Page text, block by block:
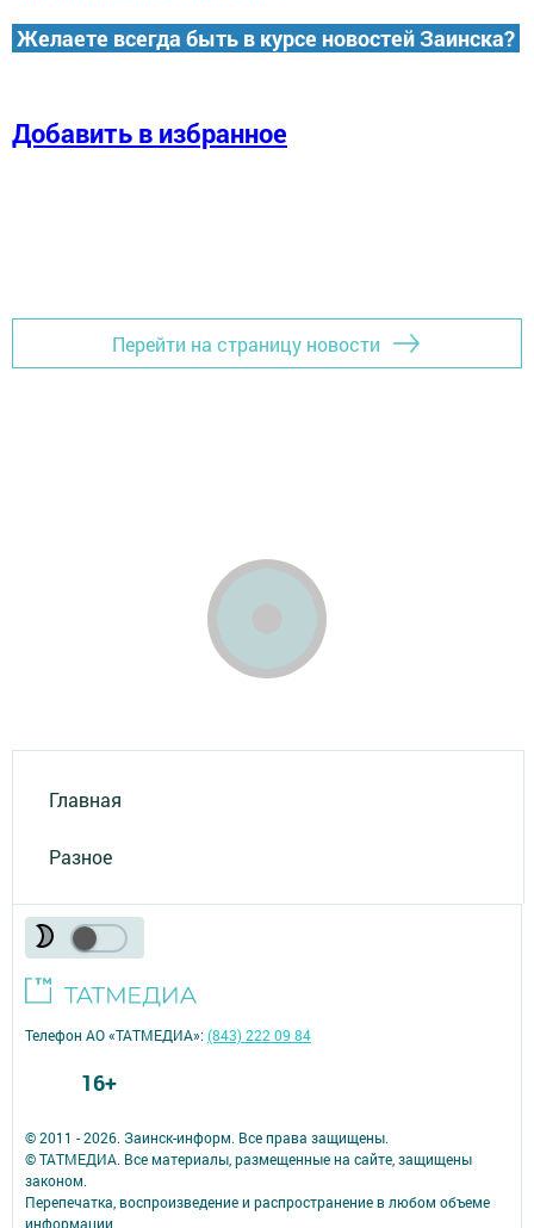
Желаете всегда быть в курсе новостей Заинска?
Добавить в избранное
Перейти на страницу новости
Главная
Разное
© 2011 - 2026. Заинск-информ. Все права защищены.
© ТАТМЕДИА. Все материалы, размещенные на сайте, защищены
законом.
Перепечатка, воспроизведение и распространение в любом объеме
информации,
Телефон АО «ТАТМЕДИА»:(843) 222 09 84
16+